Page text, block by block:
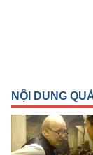
PHÁI
SINH